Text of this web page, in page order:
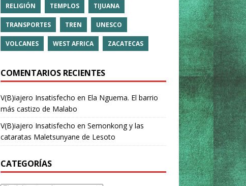
RELIGIÓN TEMPLOS TIJUANA
TRANSPORTES TREN UNESCO
VOLCANES WEST AFRICA ZACATECAS
COMENTARIOS RECIENTES
V(B)iajero Insatisfecho en Ela Nguema. El barrio
más castizo de Malabo
V(B)iajero Insatisfecho en Semonkong y las
cataratas Maletsunyane de Lesoto
CATEGORÍAS